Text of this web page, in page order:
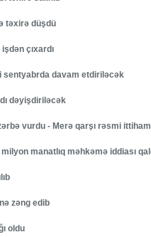
təxirə düşdü
çıxardı
sentyabrda davam etdiriləcək
dəyişdiriləcək
vurdu - Merə qarşı rəsmi ittiham
manatlıq məhkəmə iddiası
zəng edib
oldu